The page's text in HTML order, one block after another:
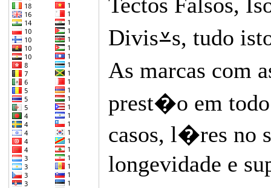
Divis⩡s, tudo
As marcas com
prest�o em
casos, l�res no
longevidade e